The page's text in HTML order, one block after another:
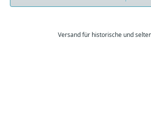
Versand für historische und